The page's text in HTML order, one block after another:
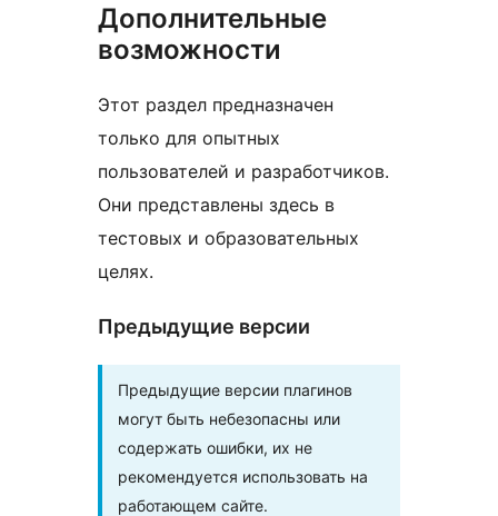
Дополнительные
возможности
Этот раздел предназначен
только для опытных
пользователей и разработчиков.
Они представлены здесь в
тестовых и образовательных
целях.
Предыдущие версии
Предыдущие версии плагинов
могут быть небезопасны или
содержать ошибки, их не
рекомендуется использовать на
работающем сайте.